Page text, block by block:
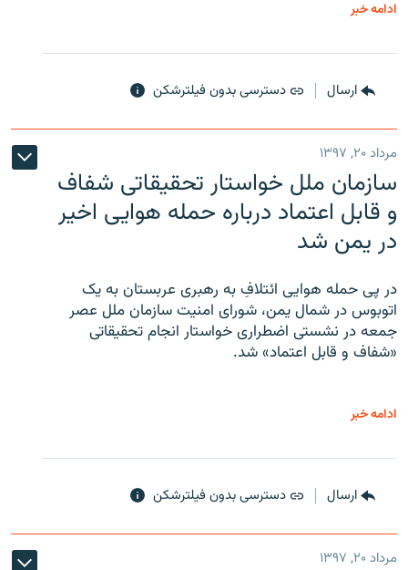
ادامه خبر
ارسال دسترسی بدون فیلترشکن
مرداد ۲۰, ۱۳۹۷
سازمان ملل خواستار تحقیقاتی شفاف
و قابل اعتماد درباره حمله هوایی اخیر
در یمن شد
در پی حمله هوایی ائتلافِ به رهبری عربستان به یک
اتوبوس در شمال یمن، شورای امنیت سازمان ملل عصر
جمعه در نشستی اضطراری خواستار انجام تحقیقاتی
«شفاف و قابل اعتماد» شد.
ادامه خبر
ارسال دسترسی بدون فیلترشکن
مرداد ۲۰, ۱۳۹۷